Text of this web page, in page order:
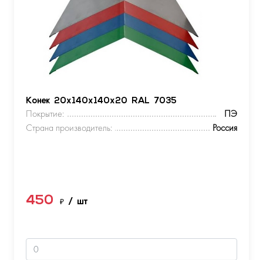
Конек 20х140х140х20 RAL 7035
Покрытие:
ПЭ
Страна производитель:
Россия
450 ₽ / шт